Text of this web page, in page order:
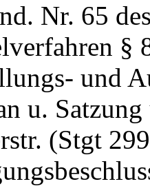
Nr. 65
§
und
u.
(Stgt